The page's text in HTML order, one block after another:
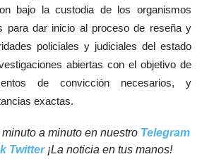
bajo la custodia de los organismos
para dar inicio al proceso de reseña y
policiales y judiciales del estado
abiertas con el objetivo de
de convicción necesarios, y
exactas.
a minuto en nuestro Telegram
Twitter¡La noticia en tus manos!